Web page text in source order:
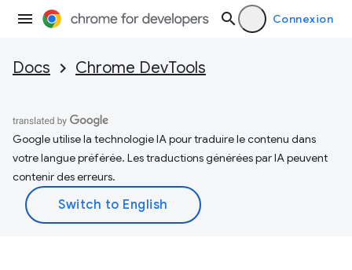
Connexion
Docs Chrome DevTools
Google utilise la technologie IA pour traduire le contenu dans
votre langue préférée. Les traductions générées par IA peuvent
contenir des erreurs.